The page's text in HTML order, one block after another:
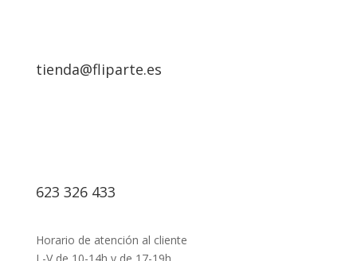
tienda@fliparte.es
623 326 433
Horario de atención al cliente